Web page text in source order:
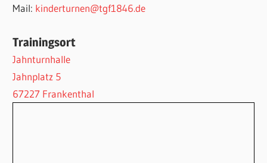
Mail: kinderturnen@tgf1846.de
Trainingsort
Jahnturnhalle
Jahnplatz 5
67227 Frankenthal